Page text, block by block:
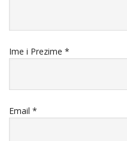
Ime i Prezime *
Email *